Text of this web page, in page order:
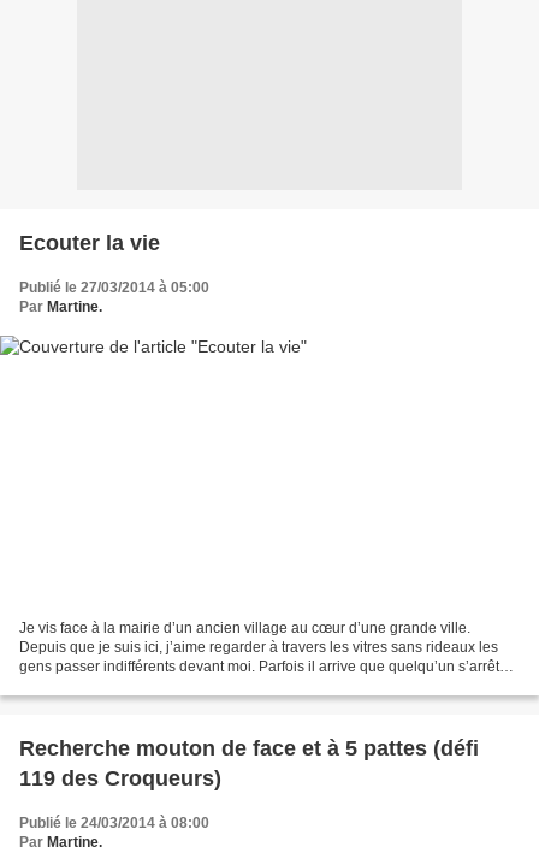
Ecouter la vie
Publié le 27/03/2014 à 05:00
Par Martine.
Je vis face à la mairie d’un ancien village au cœur d’une grande ville.
Depuis que je suis ici, j’aime regarder à travers les vitres sans rideaux les
gens passer indifférents devant moi. Parfois il arrive que quelqu’un s’arrête
Recherche mouton de face et à 5 pattes (défi
119 des Croqueurs)
Publié le 24/03/2014 à 08:00
Par Martine.